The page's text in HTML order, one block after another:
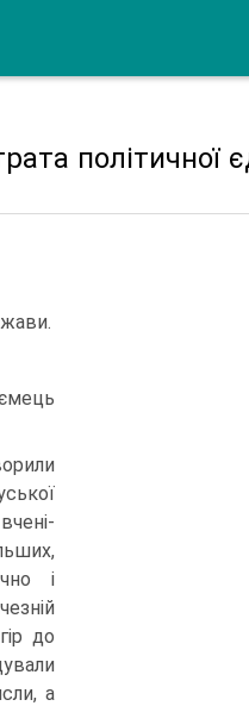
політичної
і
до
а